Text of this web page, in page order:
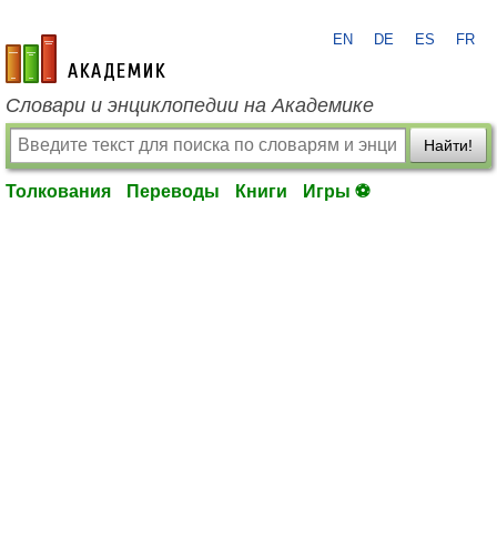
academic.ru
EN DE ES FR
Словари и энциклопедии на Академике
Найти!
Толкования Переводы Книги Игры ⚽